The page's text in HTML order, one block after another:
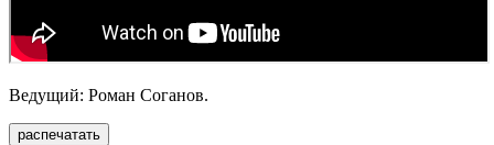
Ведущий: Роман Соганов.
распечатать